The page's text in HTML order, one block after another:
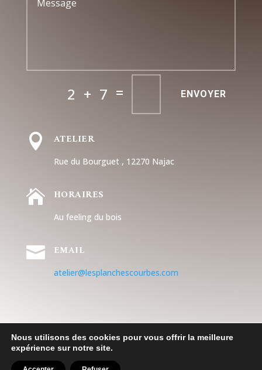
2 + 7 = ENVOYER
 ATELIER
Rue du Bourguet , 12270 Najac
 HORAIRES
Au feeling du bois
 EMAIL
atelier@lesplanchescourbes.com
Nous utilisons des cookies pour vous offrir la meilleure
expérience sur notre site.